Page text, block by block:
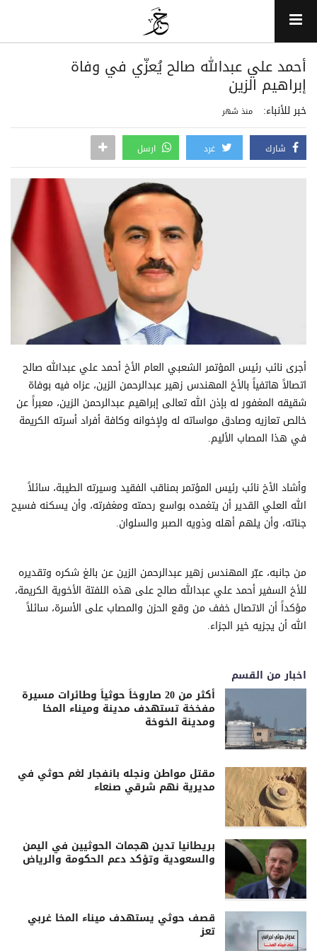
أحمد علي عبدالله صالح يُعزّي في وفاة
إبراهيم الزين
خبر للأنباء: منذ شهر
شارك غرد ارسل
أجرى نائب رئيس المؤتمر الشعبي العام الأخ أحمد علي عبدالله صالح
اتصالاً هاتفياً بالأخ المهندس زهير عبدالرحمن الزين، عزاه فيه بوفاة
شقيقه المغفور له بإذن الله تعالى إبراهيم عبدالرحمن الزين، معبراً عن
خالص تعازيه وصادق مواساته له ولإخوانه وكافة أفراد أسرته الكريمة
في هذا المصاب الأليم.
وأشاد الأخ نائب رئيس المؤتمر بمناقب الفقيد وسيرته الطيبة، سائلاً
الله العلي القدير أن يتغمده بواسع رحمته ومغفرته، وأن يسكنه فسيح
جناته، وأن يلهم أهله وذويه الصبر والسلوان.
من جانبه، عبّر المهندس زهير عبدالرحمن الزين عن بالغ شكره وتقديره
للأخ السفير أحمد علي عبدالله صالح على هذه اللفتة الأخوية الكريمة،
مؤكداً أن الاتصال خفف من وقع الحزن والمصاب على الأسرة، سائلاً
الله أن يجزيه خير الجزاء.
اخبار من القسم
أكثر من 20 صاروخاً حوثياً وطائرات مسيرة
مفخخة تستهدف مدينة وميناء المخا
ومدينة الخوخة
مقتل مواطن ونجله بانفجار لغم حوثي في
مديرية نهم شرقي صنعاء
بريطانيا تدين هجمات الحوثيين في اليمن
والسعودية وتؤكد دعم الحكومة والرياض
قصف حوثي يستهدف ميناء المخا غربي
تعز